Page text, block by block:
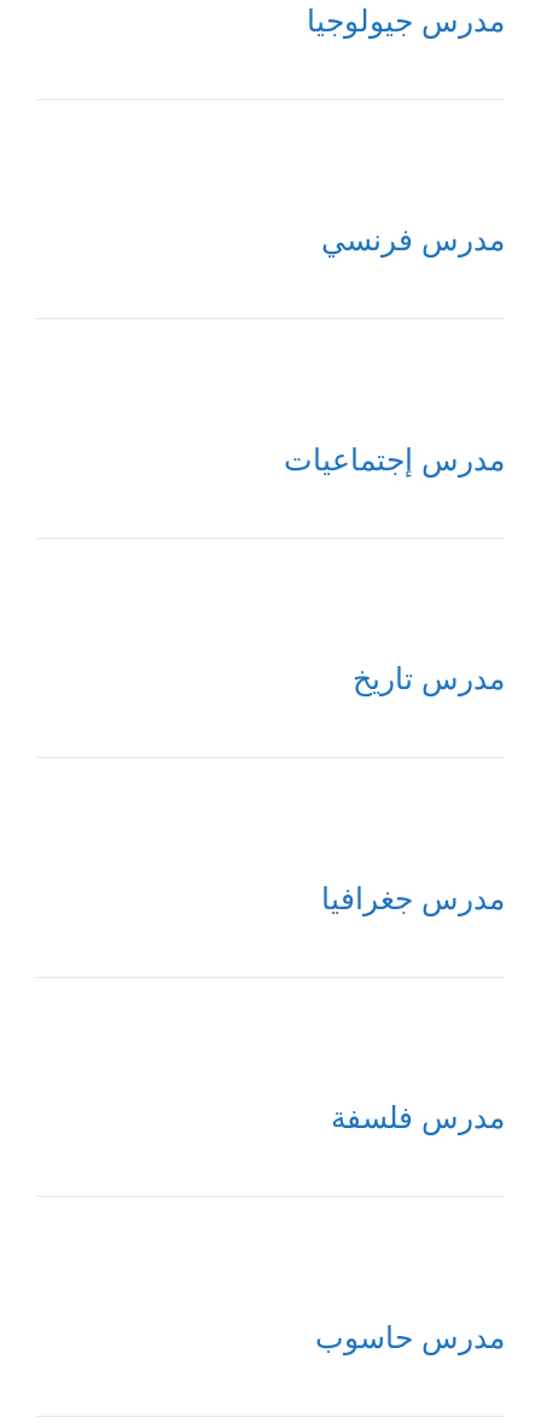
مدرس جيولوجيا
مدرس فرنسي
مدرس إجتماعيات
مدرس تاريخ
مدرس جغرافيا
مدرس فلسفة
مدرس حاسوب